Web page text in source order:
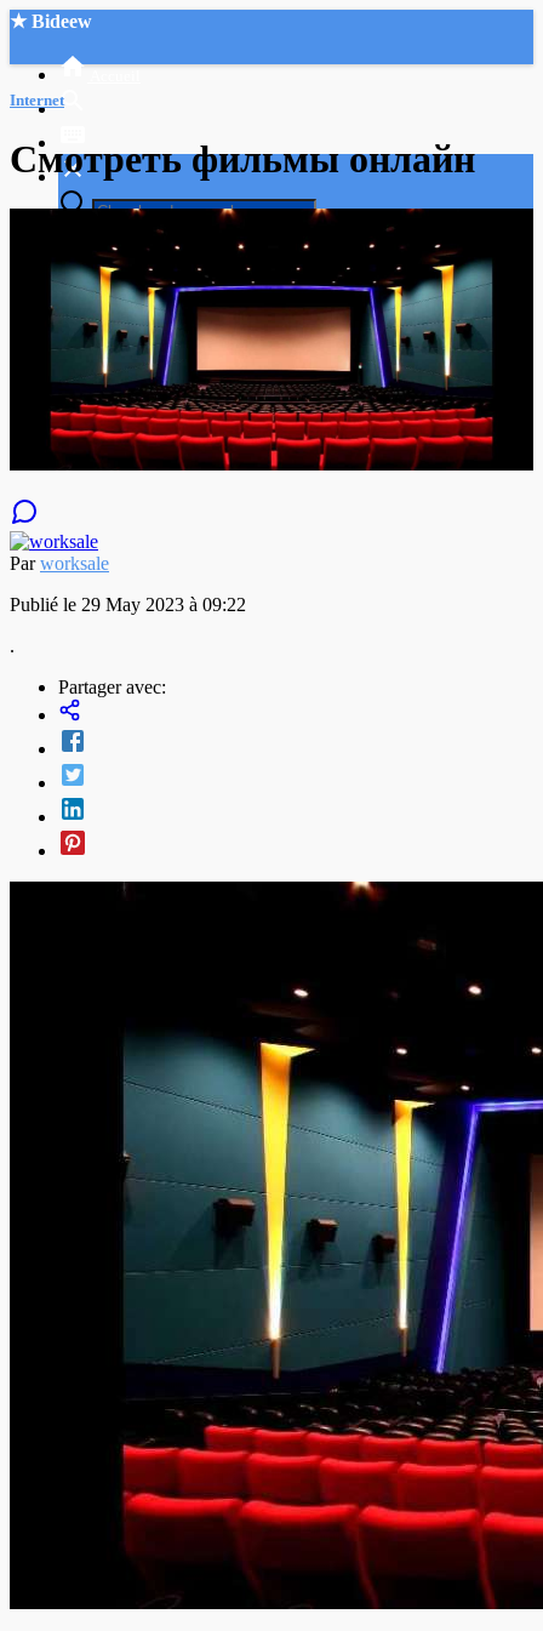
★ Bideew
Recherche Avancée
Mon compte
Connexion
Créer un compte
Mode nuit
Internet
Смотреть фильмы онлайн
Parworksale
Publié le 29 May 2023 à 09:22
.
Partager avec: